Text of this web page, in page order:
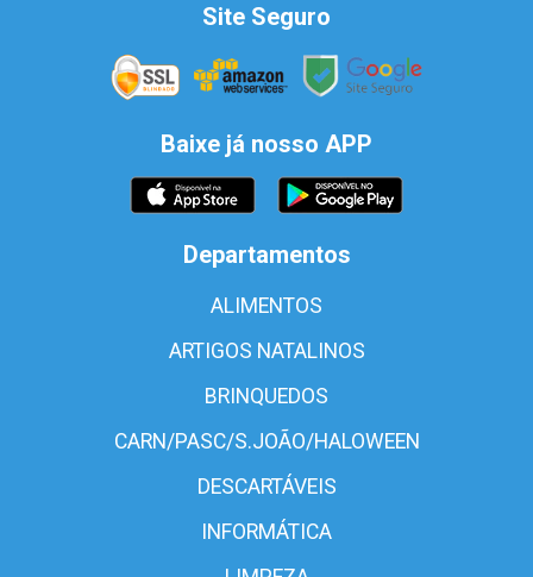
Site Seguro
Baixe já nosso APP
Departamentos
ALIMENTOS
ARTIGOS NATALINOS
BRINQUEDOS
CARN/PASC/S.JOÃO/HALOWEEN
DESCARTÁVEIS
INFORMÁTICA